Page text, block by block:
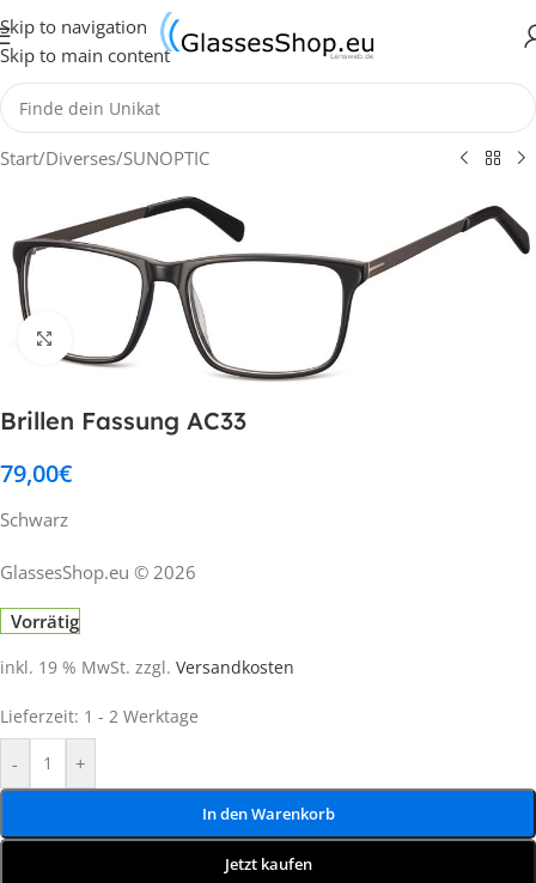
Skip to navigation
Skip to main content
Start/Diverses/SUNOPTIC
Klick zum Vergrößern
Brillen Fassung AC33
79,00€
Schwarz
GlassesShop.eu © 2026
Vorrätig
inkl. 19 % MwSt. zzgl. Versandkosten
Lieferzeit: 1 - 2 Werktage
- +
In den Warenkorb
Jetzt kaufen